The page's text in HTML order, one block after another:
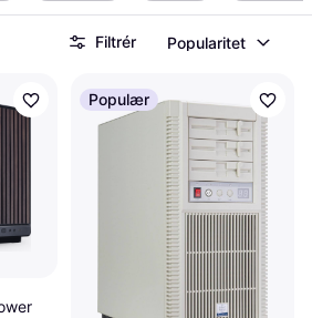
kabinet, der passer bedst til dit setup.
Filtrér Popularitet
Populær